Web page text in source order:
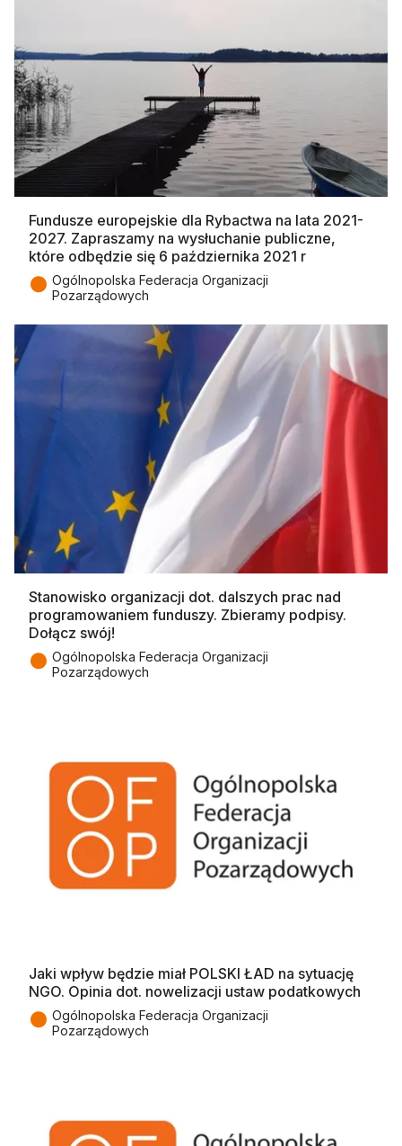
Fundusze europejskie dla Rybactwa na lata 2021-
2027. Zapraszamy na wysłuchanie publiczne,
które odbędzie się 6 października 2021 r
● Ogólnopolska Federacja Organizacji
Pozarządowych
Stanowisko organizacji dot. dalszych prac nad
programowaniem funduszy. Zbieramy podpisy.
Dołącz swój!
● Ogólnopolska Federacja Organizacji
Pozarządowych
Jaki wpływ będzie miał POLSKI ŁAD na sytuację
NGO. Opinia dot. nowelizacji ustaw podatkowych
● Ogólnopolska Federacja Organizacji
Pozarządowych